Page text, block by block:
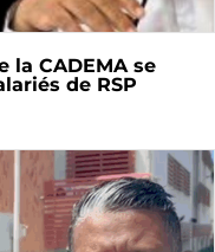
la CADEMA se
de RSP